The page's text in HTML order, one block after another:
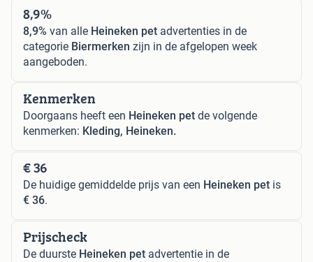
8,9%
8,9% van alle Heineken pet advertenties in de
categorie Biermerken zijn in de afgelopen week
aangeboden.
Kenmerken
Doorgaans heeft een Heineken pet de volgende
kenmerken: Kleding, Heineken.
€ 36
De huidige gemiddelde prijs van een Heineken pet is
€ 36.
Prijscheck
De duurste Heineken pet advertentie in de